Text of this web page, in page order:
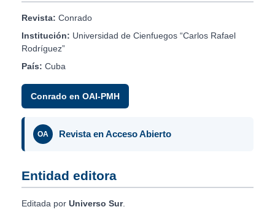
Revista: Conrado
Institución: Universidad de Cienfuegos “Carlos Rafael
Rodríguez”
País: Cuba
Conrado en OAI-PMH
OA Revista en Acceso Abierto
Entidad editora
Editada por Universo Sur.